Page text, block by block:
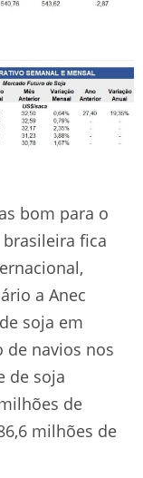
bom para o
fica
a Anec
soja em
de navios nos
de soja
de
milhões de